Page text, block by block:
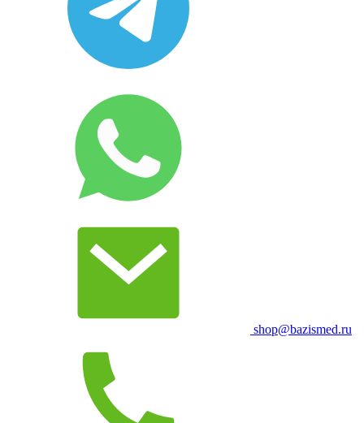
shop@bazismed.ru